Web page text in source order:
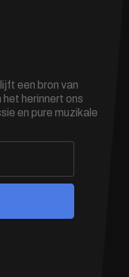
een bron van
herinnert ons
en pure muzikale